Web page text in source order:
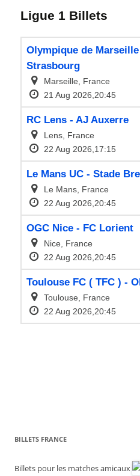
BILLETS FRANCE
Billets pour les matches amicaux